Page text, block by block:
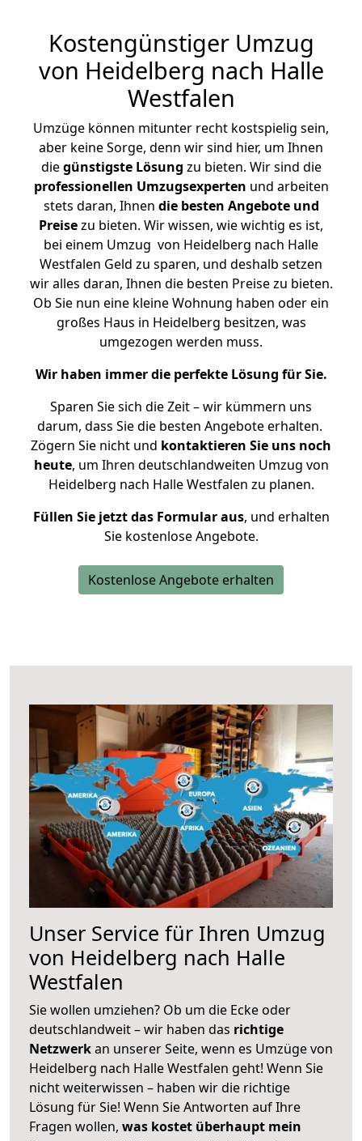
Kostengünstiger Umzug
von Heidelberg nach Halle
Westfalen
Umzüge können mitunter recht kostspielig sein,
aber keine Sorge, denn wir sind hier, um Ihnen
diegünstigste Lösung zu bieten. Wir sind die
professionellen Umzugsexperten und arbeiten
stets daran, Ihnen die besten Angebote und
Preisezu bieten. Wir wissen, wie wichtig es ist,
bei einem Umzug von Heidelberg nach Halle
Westfalen Geld zu sparen, und deshalb setzen
wir alles daran, Ihnen die besten Preise zu bieten.
Ob Sie nun eine kleine Wohnung haben oder ein
großes Haus in Heidelberg besitzen, was
umgezogen werden muss.
Wir haben immer die perfekte Lösung für Sie.
Sparen Sie sich die Zeit – wir kümmern uns
darum, dass Sie die besten Angebote erhalten.
Zögern Sie nicht und kontaktieren Sie uns noch
heute, um Ihren deutschlandweiten Umzug von
Heidelberg nach Halle Westfalen zu planen.
Füllen Sie jetzt das Formular aus, und erhalten
Sie kostenlose Angebote.
Kostenlose Angebote erhalten
Unser Service für Ihren Umzug
von Heidelberg nach Halle
Westfalen
Sie wollen umziehen? Ob um die Ecke oder
deutschlandweit – wir haben das richtige
Netzwerkan unserer Seite, wenn es Umzüge von
Heidelberg nach Halle Westfalen geht! Wenn Sie
nicht weiterwissen – haben wir die richtige
Lösung für Sie! Wenn Sie Antworten auf Ihre
Fragen wollen, was kostet überhaupt mein